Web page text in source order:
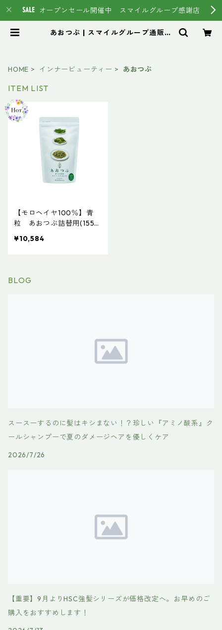
オープンセール開催中 スマイルグループ感謝店
あおつぶ | スマイルグループ通販ペ
HOME インナービューティー あおつぶ
ITEM LIST
【モロヘイヤ100％】青
粒 あおつぶ詰替用(1550
ヘイヤ100％
¥10,584
BLOG
スースーするのに髪はキシまない！？珍しい『アミノ酸系』ク
ールシャンプーで夏のダメージヘアを優しくケア
2026/7/26
【重要】9月よりHSC強髪シリーズが価格改定へ。お早めのご
購入をおすすめします！